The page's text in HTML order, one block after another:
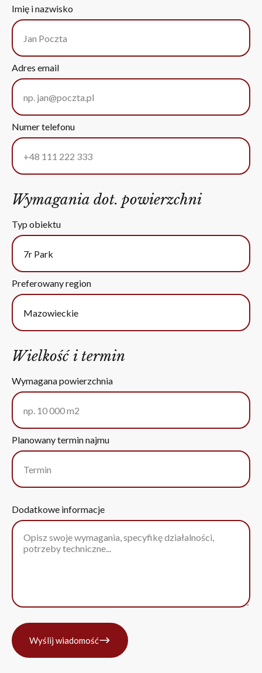
Imię i nazwisko
Adres email
Numer telefonu
Wymagania dot. powierzchni
Typ obiektu
Preferowany region
Wielkość i termin
Wymagana powierzchnia
Planowany termin najmu
Dodatkowe informacje
Wyślij wiadomość